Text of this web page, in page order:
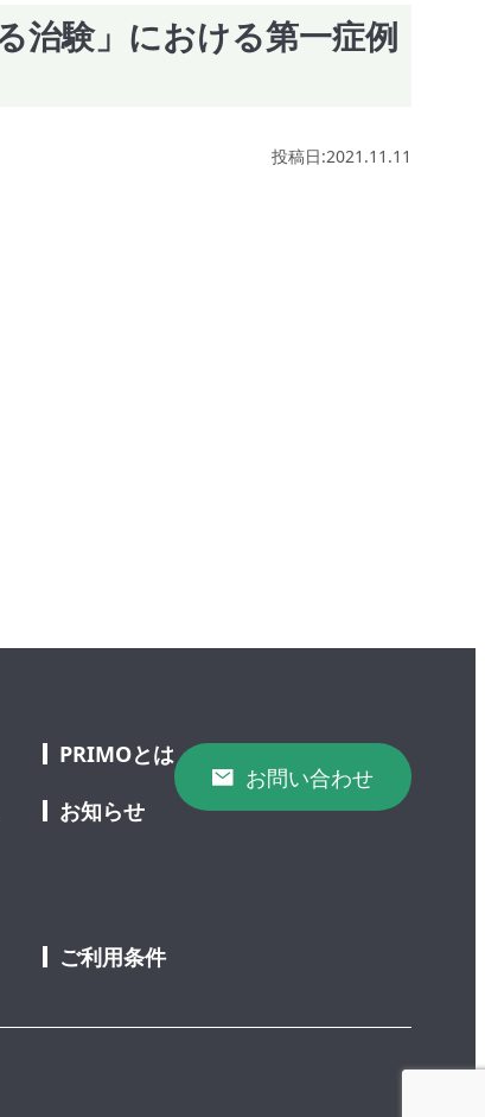
治験」における第一症例
投稿日:2021.11.11
PRIMOとは
お知らせ
ご利用条件
お問い合わせ